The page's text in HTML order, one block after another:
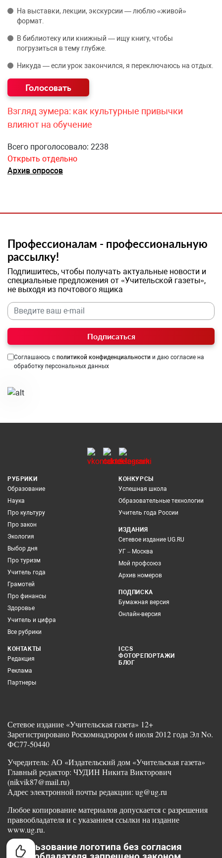
На выставки, лекции, экскурсии — люблю «живой»
формат.
В библиотеку или книжный — ищу книгу, чтобы
погрузиться в тему глубже.
Никуда — если урок закончился, я переключаюсь на отдых.
Взгляд зумера: как культурные привычки
влияют на обучение
Всего проголосовало: 2238
Открыть отдельно
Архив опросов
Профессионалам - профессиональную
рассылку!
Подпишитесь, чтобы получать актуальные новости и
специальные предложения от «Учительской газеты»,
не выходя из почтового ящика
Подписаться
Соглашаюсь с политикой конфиденциальности и даю согласие на
обработку персональных данных
РУБРИКИ
Образование
Наука
Про культуру
Про закон
Экология
Выбор дня
Про туризм
Учитель года
Грамотей
Про финансы
Здоровье
Учитель и цифра
Все рубрики
КОНКУРСЫ
Успешная школа
Образовательные технологии
Учитель года России
ИЗДАНИЯ
Сетевое издание UG.RU
УГ – Москва
Мой профсоюз
Архив номеров
ПОДПИСКА
Бумажная версия
Онлайн-версия
КОНТАКТЫ
Редакция
Реклама
Партнеры
ICCS
ФОТОРЕПОРТАЖИ
БЛОГ
Сетевое издание «Учительская газета» 12+
Зарегистрировано Роскомнадзором 6 июля 2012 года Эл No.
ФС77-50440
Учредитель: АО «Издательский дом «Учительская газета»
Главный редактор: ЧУДИН Никита Викторович
(nikvik87@mail.ru)
Адрес электронной почты редакции: ug@ug.ru
Любое копирование материалов допускается с разрешения
правообладателя и с указанием ссылки на издание
www.ug.ru.
Использование логотипа без согласия